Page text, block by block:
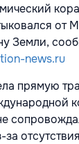
от
Земли,
news.ru
прямую